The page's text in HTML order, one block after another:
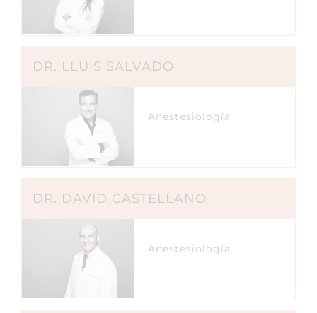
DR. LLUIS SALVADO
Anestesiología
DR. DAVID CASTELLANO
Anestesiología